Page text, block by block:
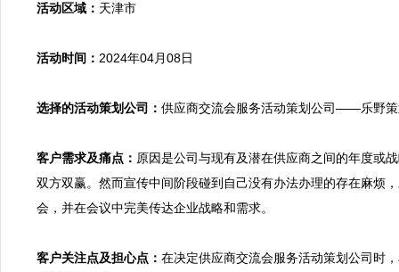
活动区域： 天津市
活动时间： 2024年04月08日
选择的活动策划公司： 供应商交流会服务活动策划公司——乐野
客户需求及痛点： 原因是公司与现有及潜在供应商之间的年度或
双方双赢。然而宣传中间阶段碰到自己没有办法办理的存在麻烦
会，并在会议中完美传达企业战略和需求。
客户关注点及担心点： 在决定供应商交流会服务活动策划公司时